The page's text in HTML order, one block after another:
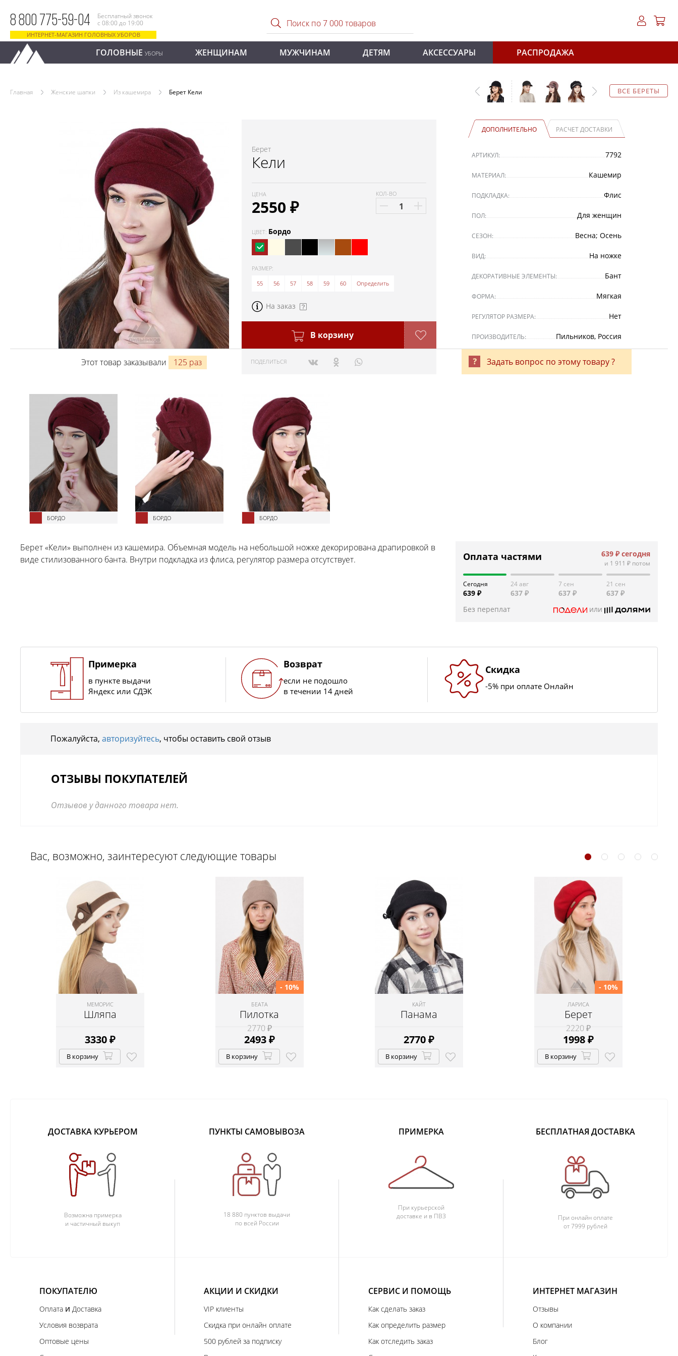
8 800 775-59-04
Бесплатный звонок
с 08:00 до 19:00
ИНТЕРНЕТ-МАГАЗИН ГОЛОВНЫХ УБОРОВ
ГОЛОВНЫЕ УБОРЫ ЖЕНЩИНАМ МУЖЧИНАМ ДЕТЯМ АКСЕССУАРЫ РАСПРОДАЖА
ВСЕ БЕРЕТЫ
Главная Женские шапки Из кашемира Берет Кели
Берет
Кели
ЦЕНА
2550 ₽
КОЛ-ВО
ЦВЕТ: Бордо
РАЗМЕР:
55
56 57 58 59 60 Определить
На заказ
В корзину
ПОДЕЛИТЬСЯ
ДОПОЛНИТЕЛЬНО РАСЧЕТ ДОСТАВКИ
АРТИКУЛ: 7792
МАТЕРИАЛ: Кашемир
ПОДКЛАДКА: Флис
ПОЛ: Для женщин
СЕЗОН: Весна; Осень
ВИД: На ножке
ДЕКОРАТИВНЫЕ ЭЛЕМЕНТЫ: Бант
ФОРМА: Мягкая
РЕГУЛЯТОР РАЗМЕРА: Нет
ПРОИЗВОДИТЕЛЬ: Пильников, Россия
Этот товар заказывали 125 раз Задать вопрос по этому товару ?
БОРДО БОРДО БОРДО
Берет «Кели» выполнен из кашемира. Объемная модель на небольшой ножке декорирована драпировкой в
виде стилизованного банта. Внутри подкладка из флиса, регулятор размера отсутствует.
Оплата частями 639 ₽сегодня
и 1 911 ₽потом
Сегодня
639 ₽
24 авг
637 ₽
7 сен
637 ₽
21 сен
637 ₽
Без переплат
или
Примерка
в пункте выдачи
Яндекс или СДЭК
Возврат
если не подошло
в течении 14 дней
Скидка
-5% при оплате Онлайн
Пожалуйста, авторизуйтесь, чтобы оставить свой отзыв
ОТЗЫВЫ ПОКУПАТЕЛЕЙ
Отзывов у данного товара нет.
Вас, возможно, заинтересуют следующие товары
МЕМОРИС
Шляпа
3330₽
В корзину
БЕАТА
Пилотка
2770 ₽
2493₽
- 10%
В корзину
КАЙТ
Панама
2770₽
В корзину
ЛАРИСА
Берет
2220 ₽
1998₽
- 10%
В корзину
ДОСТАВКА КУРЬЕРОМ
Возможна примерка
и частичный выкуп
ПУНКТЫ САМОВЫВОЗА
18 880 пунктов выдачи
по всей России
ПРИМЕРКА
При курьерской
доставке и в ПВЗ
БЕСПЛАТНАЯ ДОСТАВКА
При онлайн оплате
от 7999 рублей
ПОКУПАТЕЛЮ
Оплата и Доставка
Условия возврата
Оптовые цены
АКЦИИ И СКИДКИ
VIP клиенты
Скидка при онлайн оплате
500 рублей за подписку
СЕРВИС И ПОМОЩЬ
Как сделать заказ
Как определить размер
Как отследить заказ
ИНТЕРНЕТ МАГАЗИН
Отзывы
О компании
Блог